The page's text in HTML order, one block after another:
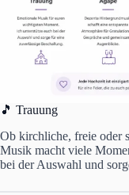
🎵 Trauung
Ob kirchliche, freie oder
Musik macht viele
bei der Auswahl und